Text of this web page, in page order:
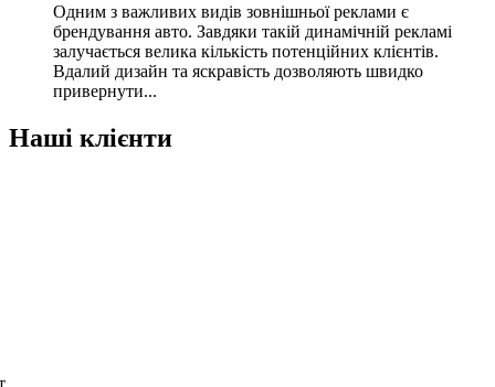
Одним з важливих видів зовнішньої реклами є
брендування авто. Завдяки такій динамічній рекламі
залучається велика кількість потенційних клієнтів.
Вдалий дизайн та яскравість дозволяють швидко
привернути...
Наші клієнти